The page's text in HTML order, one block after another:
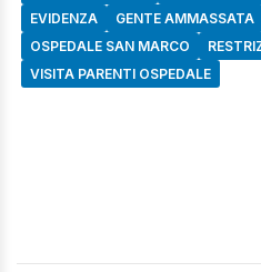
EVIDENZA
GENTE AMMASSATA
OSPEDALE SAN MARCO
VISITA PARENTI OSPEDALE